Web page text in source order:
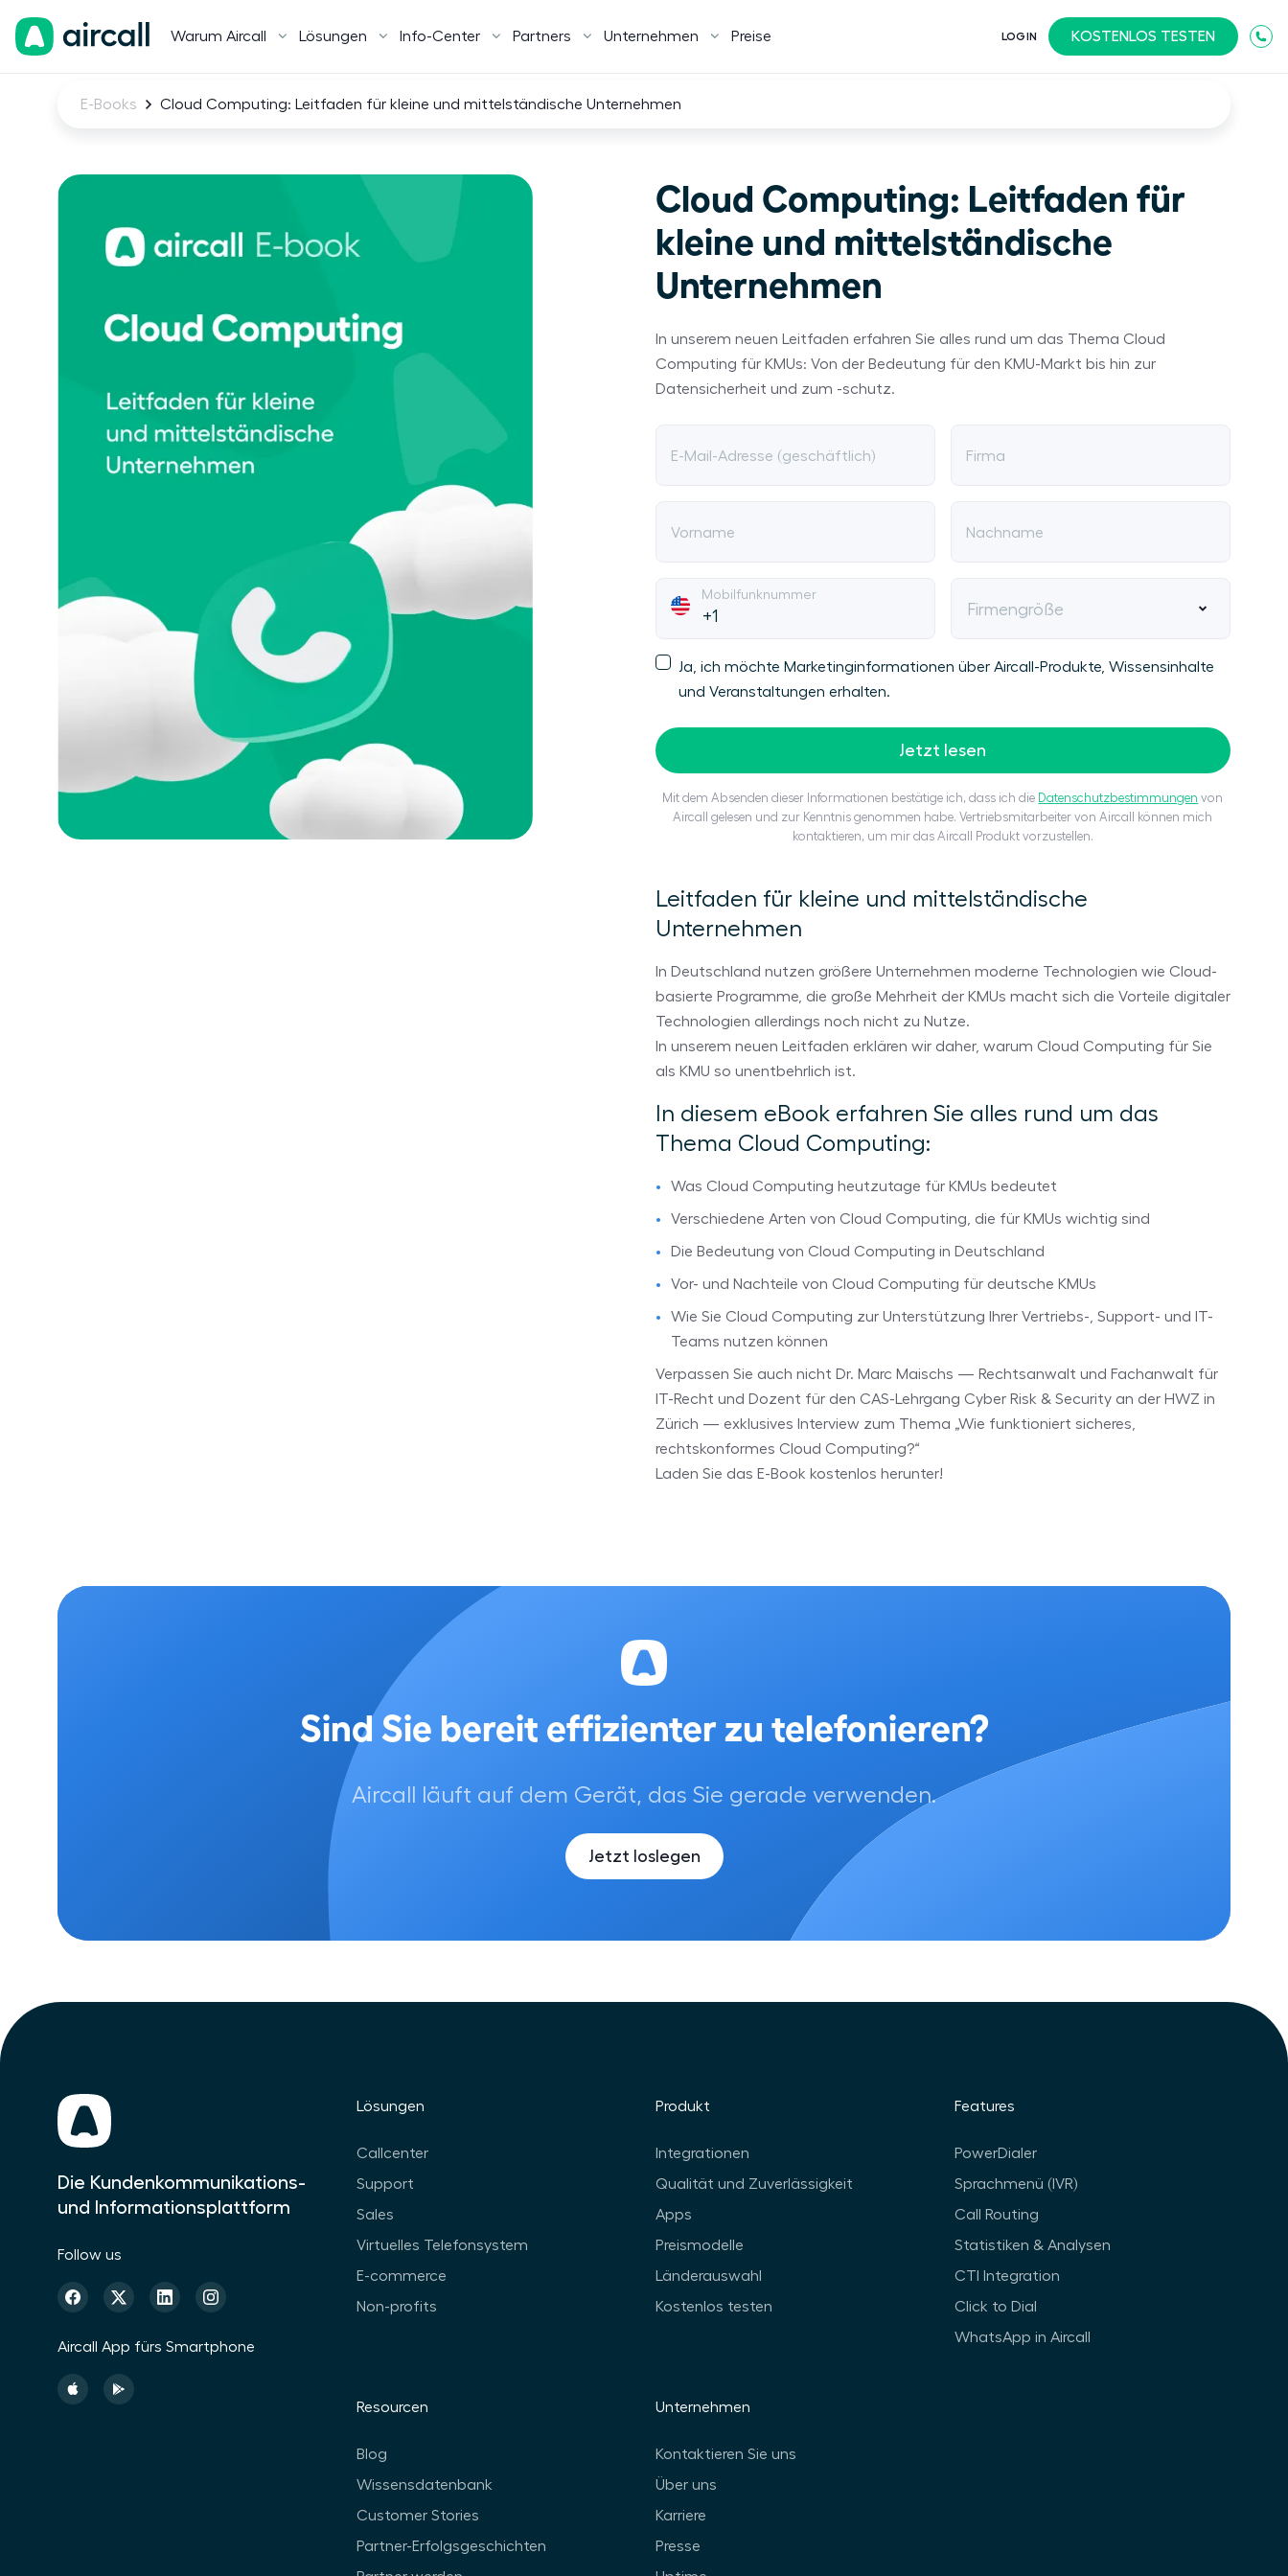
Warum Aircall Lösungen Info-Center Partners Unternehmen Preise LOGIN KOSTENLOS TESTEN
E-Books Cloud Computing: Leitfaden für kleine und mittelständische Unternehmen
Cloud Computing: Leitfaden für
kleine und mittelständische
Unternehmen
In unserem neuen Leitfaden erfahren Sie alles rund um das Thema Cloud
Computing für KMUs: Von der Bedeutung für den KMU-Markt bis hin zur
Datensicherheit und zum -schutz.
Leitfaden für kleine und mittelständische
Unternehmen
In Deutschland nutzen größere Unternehmen moderne Technologien wie Cloud-
basierte Programme, die große Mehrheit der KMUs macht sich die Vorteile digitaler
Technologien allerdings noch nicht zu Nutze.
In unserem neuen Leitfaden erklären wir daher, warum Cloud Computing für Sie
als KMU so unentbehrlich ist.
In diesem eBook erfahren Sie alles rund um das
Thema Cloud Computing:
Was Cloud Computing heutzutage für KMUs bedeutet
Verschiedene Arten von Cloud Computing, die für KMUs wichtig sind
Die Bedeutung von Cloud Computing in Deutschland
Vor- und Nachteile von Cloud Computing für deutsche KMUs
Wie Sie Cloud Computing zur Unterstützung Ihrer Vertriebs-, Support- und IT-
Teams nutzen können
Verpassen Sie auch nicht Dr. Marc Maischs — Rechtsanwalt und Fachanwalt für
IT-Recht und Dozent für den CAS-Lehrgang Cyber Risk & Security an der HWZ in
Zürich — exklusives Interview zum Thema „Wie funktioniert sicheres,
rechtskonformes Cloud Computing?“
Laden Sie das E-Book kostenlos herunter!
E-Mail-Adresse (geschäftlich) Firma
Vorname Nachname
Mobilfunknummer
Firmengröße
Ja, ich möchte Marketinginformationen über Aircall-Produkte, Wissensinhalte
und Veranstaltungen erhalten.
Jetzt lesen
Mit dem Absenden dieser Informationen bestätige ich, dass ich die Datenschutzbestimmungen von
Aircall gelesen und zur Kenntnis genommen habe. Vertriebsmitarbeiter von Aircall können mich
kontaktieren, um mir das Aircall Produkt vorzustellen.
Sind Sie bereit effizienter zu telefonieren?
Aircall läuft auf dem Gerät, das Sie gerade verwenden.
Jetzt loslegen
Die Kundenkommunikations-
und Informationsplattform
Follow us
Aircall App fürs Smartphone
Lösungen
Callcenter
Support
Sales
Virtuelles Telefonsystem
E-commerce
Non-profits
Produkt
Integrationen
Qualität und Zuverlässigkeit
Apps
Preismodelle
Länderauswahl
Kostenlos testen
Features
PowerDialer
Sprachmenü (IVR)
Call Routing
Statistiken & Analysen
CTI Integration
Click to Dial
WhatsApp in Aircall
Resourcen
Blog
Wissensdatenbank
Customer Stories
Partner-Erfolgsgeschichten
Unternehmen
Kontaktieren Sie uns
Über uns
Karriere
Presse